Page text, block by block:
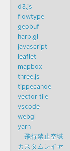
d3.js
flowtype
geobuf
harp.gl
javascript
leaflet
mapbox
three.js
tippecanoe
vector tile
vscode
webgl
yarn
飛行禁止空域
カスタムレイヤ